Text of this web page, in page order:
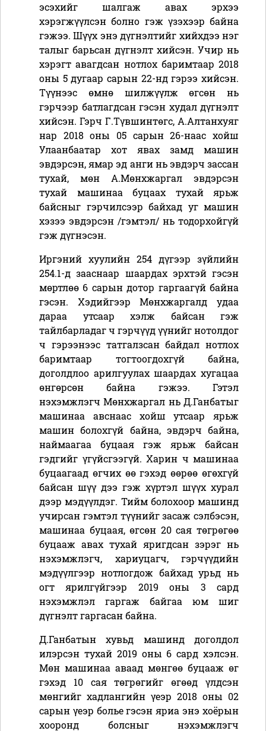
эсэхийг шалгаж авах эрхээ
хэрэгжүүлсэн болно гэж үзэхээр байна
гэжээ. Шүүх энэ дүгнэлтийг хийхдээ нэг
талыг барьсан дүгнэлт хийсэн. Учир нь
хэрэгт авагдсан нотлох баримтаар 2018
оны 5 дугаар сарын 22-нд гэрээ хийсэн.
Түүнээс өмнө шилжүүлж өгсөн нь
гэрчээр батлагдсан гэсэн худал дүгнэлт
хийсэн. Гэрч Г.Түвшинтөгс, А.Алтанхуяг
нар 2018 оны 05 сарын 26-наас хойш
Улаанбаатар хот явах замд машин
эвдэрсэн, ямар эд анги нь эвдэрч зассан
тухай, мөн А.Мөнхжаргал эвдэрсэн
тухай машинаа буцаах тухай ярьж
байсныг гэрчилсээр байхад уг машин
хэзээ эвдэрсэн /гэмтэл/ нь тодорхойгүй
гэж дүгнэсэн.
Иргэний хуулийн 254 дүгээр зүйлийн
254.1-д зааснаар шаардах эрхтэй гэсэн
мөртлөө 6 сарын дотор гаргаагүй байна
гэсэн. Хэдийгээр Мөнхжаргалд удаа
дараа утсаар хэлж байсан гэж
тайлбарладаг ч гэрчүүд үүнийг нотолдог
ч гэрээнээс татгалзсан байдал нотлох
баримтаар тогтоогдохгүй байна,
доголдлоо арилгуулах шаардах хугацаа
өнгөрсөн байна гэжээ. Гэтэл
нэхэмжлэгч Мөнхжаргал нь Д.Ганбатыг
машинаа авснаас хойш утсаар ярьж
машин болохгүй байна, эвдэрч байна,
наймаагаа буцаая гэж ярьж байсан
гэдгийг үгүйсгээгүй. Харин ч машинаа
буцаагаад өгчих өө гэхэд өөрөө өгөхгүй
байсан шүү дээ гэж хүртэл шүүх хурал
дээр мэдүүлдэг. Тийм болохоор машинд
учирсан гэмтэл түүнийг засаж сэлбэсэн,
машинаа буцаая, өгсөн 20 сая төгрөгөө
буцааж авах тухай яригдсан зэрэг нь
нэхэмжлэгч, хариуцагч, гэрчүүдийн
мэдүүлгээр нотлогдож байхад урьд нь
огт ярилгүйгээр 2019 оны 3 сард
нэхэмжлэл гаргаж байгаа юм шиг
дүгнэлт гаргасан байна.
Д.Ганбатын хувьд машинд доголдол
илэрсэн тухай 2019 оны 6 сард хэлсэн.
Мөн машинаа аваад мөнгөө буцааж өг
гэхэд 10 сая төгрөгийг өгөөд үлдсэн
мөнгийг хадлангийн үеэр 2018 оны 02
сарын үеэр болье гэсэн яриа энэ хоёрын
хооронд болсныг нэхэмжлэгч